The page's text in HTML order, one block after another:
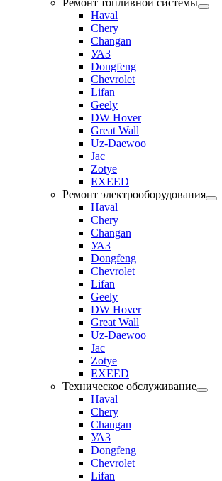
Ремонт топливной системы
Haval
Chery
Changan
УАЗ
Dongfeng
Chevrolet
Lifan
Geely
DW Hover
Great Wall
Uz-Daewoo
Jac
Zotye
EXEED
Ремонт электрооборудования
Haval
Chery
Changan
УАЗ
Dongfeng
Chevrolet
Lifan
Geely
DW Hover
Great Wall
Uz-Daewoo
Jac
Zotye
EXEED
Техническое обслуживание
Haval
Chery
Changan
УАЗ
Dongfeng
Chevrolet
Lifan